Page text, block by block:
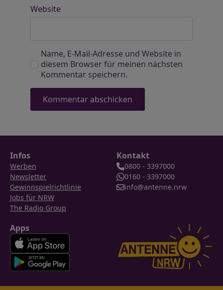
Website
Name, E-Mail-Adresse und Website in
diesem Browser für meinen nächsten
Kommentar speichern.
Infos
Werben
Newsletter
Gewinnspielrichtlinie
Jobs für NRW
The Radio Group
Kontakt
0800 - 3397000
0160 - 3397000
info@antenne.nrw
Apps